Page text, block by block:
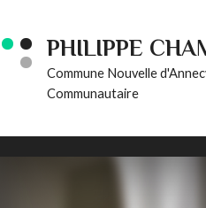
PHILIPPE
Commune Nouvelle
Communautaire